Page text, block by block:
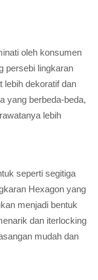
oleh konsumen
persebi lingkaran
lebih dekoratif dan
yang berbeda-beda,
lebih
seperti segitiga
Hexagon yang
menjadi bentuk
dan iterlocking
mudah dan